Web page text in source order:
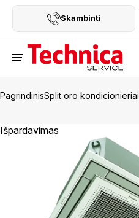
Skambinti
PagrindinisSplit oro kondicionieriai
Išpardavimas